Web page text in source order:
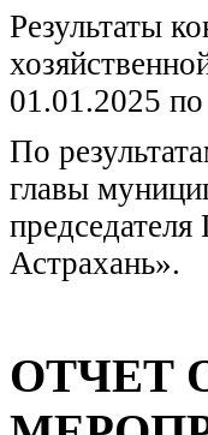
Результаты
01.01.2025
По
главы
Астрахань».
ОТЧЕТ